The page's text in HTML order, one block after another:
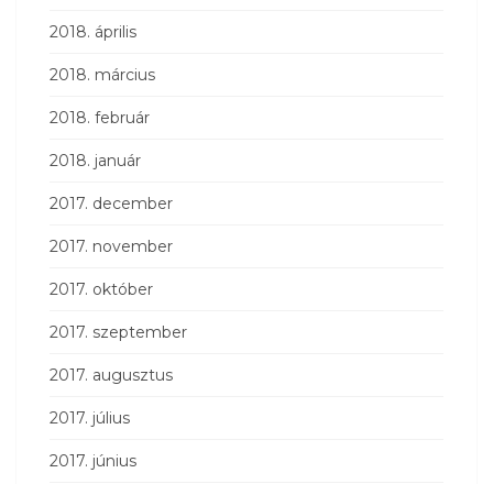
2018. április
2018. március
2018. február
2018. január
2017. december
2017. november
2017. október
2017. szeptember
2017. augusztus
2017. július
2017. június